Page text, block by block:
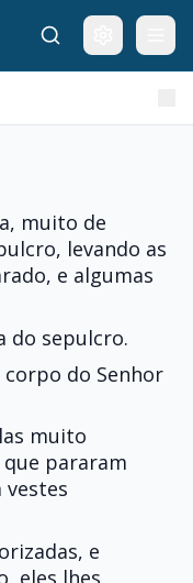
muito de
levando as
e algumas
do sepulcro.
do Senhor
muito
pararam
vestes
e
eles lhes